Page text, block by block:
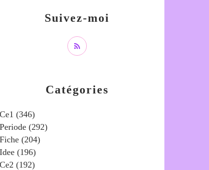
Catégories
Ce1 (346)
Periode (292)
Fiche (204)
Idee (196)
Ce2 (192)
Suivez-moi